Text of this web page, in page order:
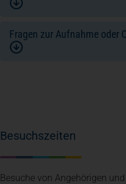
Fragen zur Aufnahme oder
Besuchszeiten
Besuche von Angehörigen